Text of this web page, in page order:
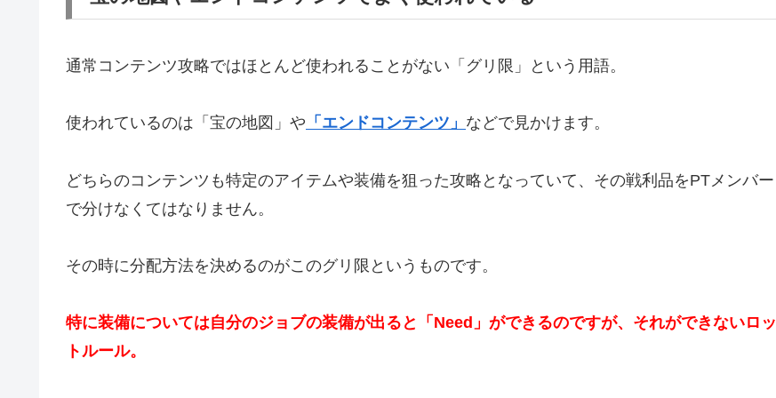
通常コンテンツ攻略ではほとんど使われることがない「グリ限」という用語。
使われているのは「宝の地図」や 「エンドコンテンツ」 などで見かけます。
どちらのコンテンツも特定のアイテムや装備を狙った攻略となっていて、その戦利品をPTメンバー
で分けなくてはなりません。
その時に分配方法を決めるのがこのグリ限というものです。
特に装備については自分のジョブの装備が出ると「Need」ができるのですが、それができないロッ
トルール。